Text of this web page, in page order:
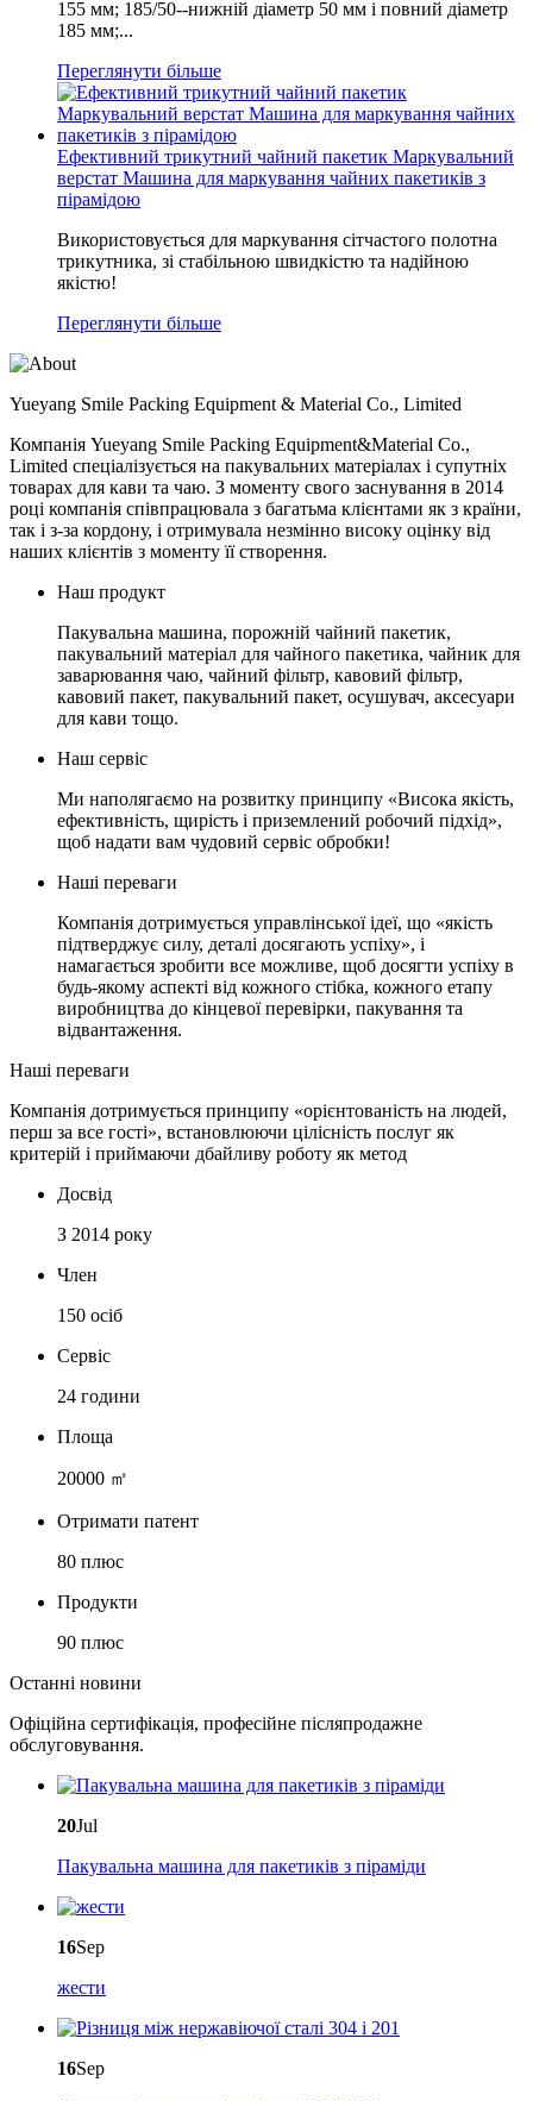
155 мм; 185/50--нижній діаметр 50 мм і повний діаметр
185 мм;...
Переглянути більше
Ефективний трикутний чайний пакетик Маркувальний
верстат Машина для маркування чайних пакетиків з
пірамідою
Використовується для маркування сітчастого полотна
трикутника, зі стабільною швидкістю та надійною
якістю!
Переглянути більше
Yueyang Smile Packing Equipment & Material Co., Limited
Компанія Yueyang Smile Packing Equipment&Material Co.,
Limited спеціалізується на пакувальних матеріалах і супутніх
товарах для кави та чаю. З моменту свого заснування в 2014
році компанія співпрацювала з багатьма клієнтами як з країни,
так і з-за кордону, і отримувала незмінно високу оцінку від
наших клієнтів з моменту її створення.
Наш продукт
Пакувальна машина, порожній чайний пакетик,
пакувальний матеріал для чайного пакетика, чайник для
заварювання чаю, чайний фільтр, кавовий фільтр,
кавовий пакет, пакувальний пакет, осушувач, аксесуари
для кави тощо.
Наш сервіс
Ми наполягаємо на розвитку принципу «Висока якість,
ефективність, щирість і приземлений робочий підхід»,
щоб надати вам чудовий сервіс обробки!
Наші переваги
Компанія дотримується управлінської ідеї, що «якість
підтверджує силу, деталі досягають успіху», і
намагається зробити все можливе, щоб досягти успіху в
будь-якому аспекті від кожного стібка, кожного етапу
виробництва до кінцевої перевірки, пакування та
відвантаження.
Наші переваги
Компанія дотримується принципу «орієнтованість на людей,
перш за все гості», встановлюючи цілісність послуг як
критерій і приймаючи дбайливу роботу як метод
Досвід
З 2014 року
Член
150 осіб
Сервіс
24 години
Площа
20000 ㎡
Отримати патент
80 плюс
Продукти
90 плюс
Останні новини
Офіційна сертифікація, професійне післяпродажне
обслуговування.
20Jul
Пакувальна машина для пакетиків з піраміди
16Sep
жести
16Sep